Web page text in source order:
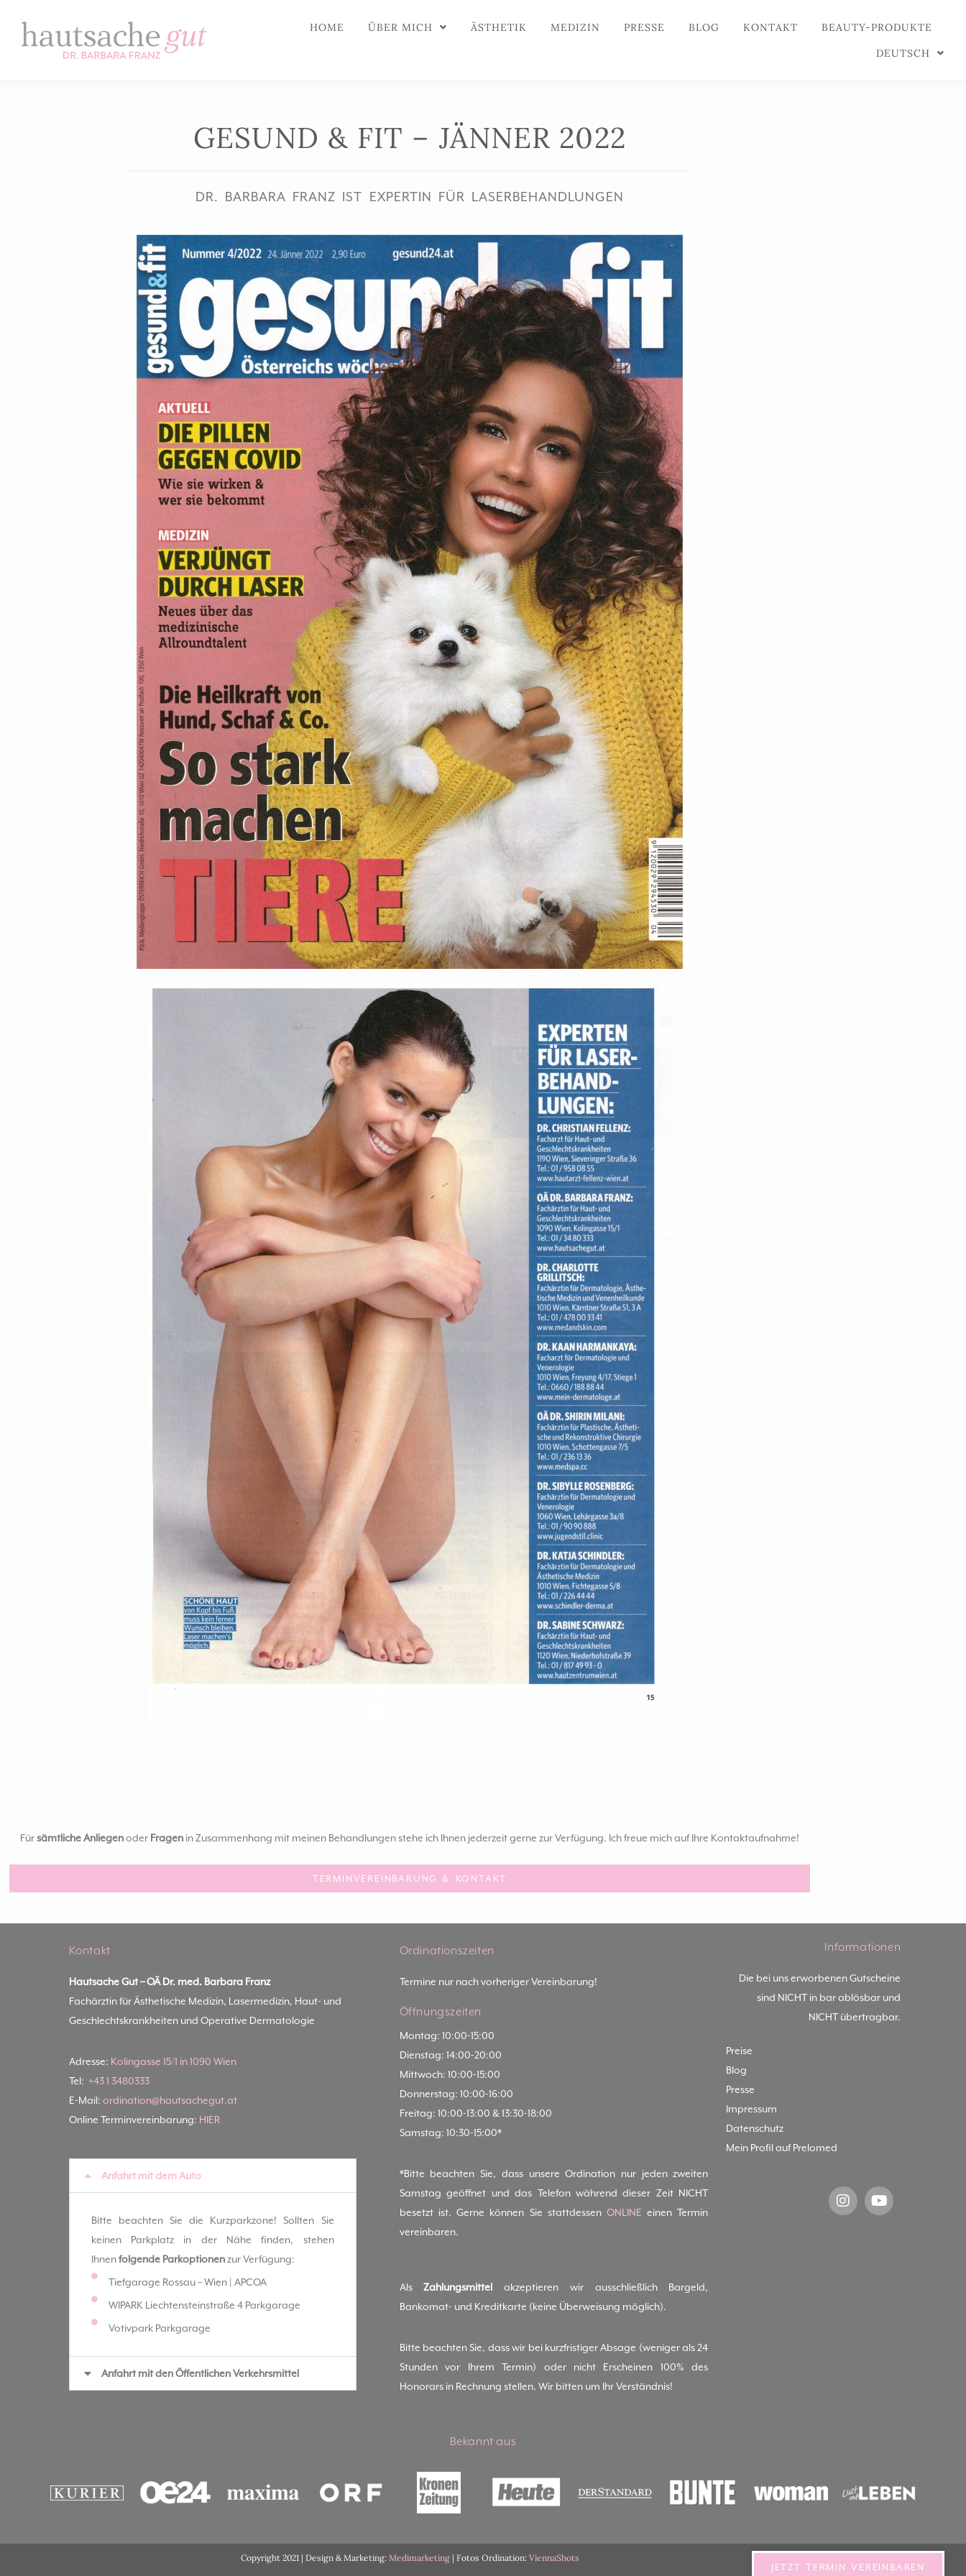
HOME ÜBER MICH ÄSTHETIK MEDIZIN PRESSE BLOG KONTAKT
BEAUTY-PRODUKTE
DEUTSCH
GESUND & FIT – JÄNNER 2022
DR. BARBARA FRANZ IST EXPERTIN FÜR LASERBEHANDLUNGEN
Fürsämtliche Anliegenoder Fragen in Zusammenhang mit meinen Behandlungen stehe ich Ihnen jederzeit gerne zur Verfügung. Ich freue mich auf Ihre Kontaktaufnahme!
TERMINVEREINBARUNG & KONTAKT
Kontakt
Hautsache Gut –OÄ Dr. med. Barbara Franz
Fachärztin für Ästhetische Medizin, Lasermedizin, Haut- und
Geschlechtskrankheiten und Operative Dermatologie
Adresse: Kolingasse 15/1 in 1090 Wien
Tel: +43 1 3480333
E-Mail: ordination@hautsachegut.at
Online Terminvereinbarung: HIER
Anfahrt mit dem Auto
Bitte beachten Sie die Kurzparkzone! Sollten Sie
keinen Parkplatz in der Nähe finden, stehen
Ihnenfolgende Parkoptionenzur Verfügung:
Tiefgarage Rossau – Wien | APCOA
WIPARK Liechtensteinstraße 4 Parkgarage
Votivpark Parkgarage
Anfahrt mit den Öffentlichen Verkehrsmittel
Ordinationszeiten
Termine nur nach vorheriger Vereinbarung!
Öffnungszeiten
Montag: 10:00-15:00
Dienstag: 14:00-20:00
Mittwoch: 10:00-15:00
Donnerstag: 10:00-16:00
Freitag: 10:00-13:00 & 13:30-18:00
Samstag: 10:30-15:00*
*Bitte beachten Sie, dass unsere Ordination nur jeden zweiten
Samstag geöffnet und das Telefon während dieser Zeit NICHT
besetzt ist. Gerne können Sie stattdessen ONLINE einen Termin
vereinbaren.
AlsZahlungsmittel akzeptieren wir ausschließlich Bargeld,
Bankomat- und Kreditkarte (keine Überweisung möglich).
Bitte beachten Sie, dass wir bei kurzfristiger Absage (weniger als 24
Stunden vor Ihrem Termin) oder nicht Erscheinen 100% des
Honorars in Rechnung stellen. Wir bitten um Ihr Verständnis!
Informationen
Die bei uns erworbenen Gutscheine
sind NICHT in bar ablösbar und
NICHT übertragbar.
Preise
Blog
Presse
Impressum
Datenschutz
Mein Profil auf Prelomed
Bekannt aus
Copyright 2021 | Design & Marketing: Medimarketing| Fotos Ordination: ViennaShots
JETZT TERMIN VEREINBAREN